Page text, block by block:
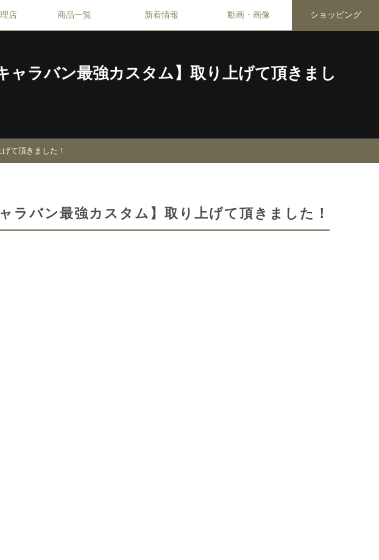
店 商品一覧 新着情報 動画・画像 ショッピング
ラバン最強カスタム】取り上げて頂きまし
て頂きました！
バン最強カスタム】取り上げて頂きました！